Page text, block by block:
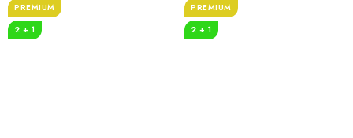
PREMIUM
2 + 1
PREMIUM
2 + 1